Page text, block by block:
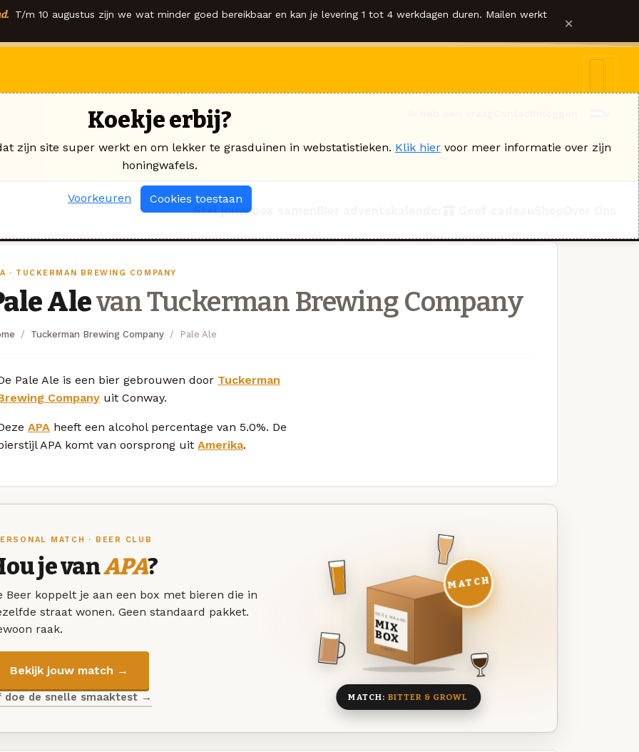
T/m 10 augustus zijn we wat minder goed bereikbaar en kan je levering 1 tot 4 werkdagen duren. Mailen werkt ×
Stel jouw box samen
· TUCKERMAN BREWING COMPANY
Alevan Tuckerman Brewing Company
Tuckerman Brewing Company Pale Ale
Pale Ale is een bier gebrouwen door Tuckerman
Company uit Conway.
APA heeft een alcohol percentage van 5.0%. De
APA komt van oorsprong uit Amerika.
MATCH · BEER CLUB
je vanAPA?
Beer koppelt je aan een box met bieren die in
straat wonen. Geen standaard pakket.
raak.
Bekijk jouw match →
doe de snelle smaaktest →
DEZE MAAND
MIX
BOX
8 BIEREN
MATCH
MATCH: BITTER & GROWL
Koekje erbij?
zijn site super werkt en om lekker te grasduinen in webstatistieken. Klik hier voor meer informatie over zijn
honingwafels.
Voorkeuren Cookies toestaan